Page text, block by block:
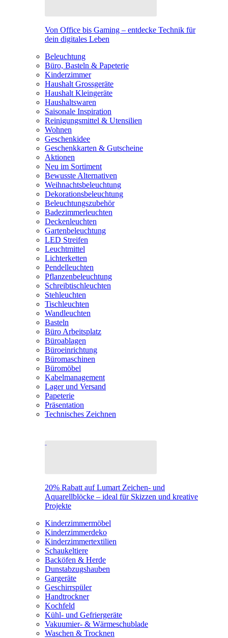
Von Office bis Gaming – entdecke Technik für
dein digitales Leben
Beleuchtung
Büro, Basteln & Papeterie
Kinderzimmer
Haushalt Grossgeräte
Haushalt Kleingeräte
Haushaltswaren
Saisonale Inspiration
Reinigungsmittel & Utensilien
Wohnen
Geschenkidee
Geschenkkarten & Gutscheine
Aktionen
Neu im Sortiment
Bewusste Alternativen
Weihnachtsbeleuchtung
Dekorationsbeleuchtung
Beleuchtungszubehör
Badezimmerleuchten
Deckenleuchten
Gartenbeleuchtung
LED Streifen
Leuchtmittel
Lichterketten
Pendelleuchten
Pflanzenbeleuchtung
Schreibtischleuchten
Stehleuchten
Tischleuchten
Wandleuchten
Basteln
Büro Arbeitsplatz
Büroablagen
Büroeinrichtung
Büromaschinen
Büromöbel
Kabelmanagement
Lager und Versand
Papeterie
Präsentation
Technisches Zeichnen
20% Rabatt auf Lumart Zeichen- und
Aquarellblöcke – ideal für Skizzen und kreative
Projekte
Kinderzimmermöbel
Kinderzimmerdeko
Kinderzimmertextilien
Schaukeltiere
Backöfen & Herde
Dunstabzugshauben
Gargeräte
Geschirrspüler
Handtrockner
Kochfeld
Kühl- und Gefriergeräte
Vakuumier- & Wärmeschublade
Waschen & Trocknen